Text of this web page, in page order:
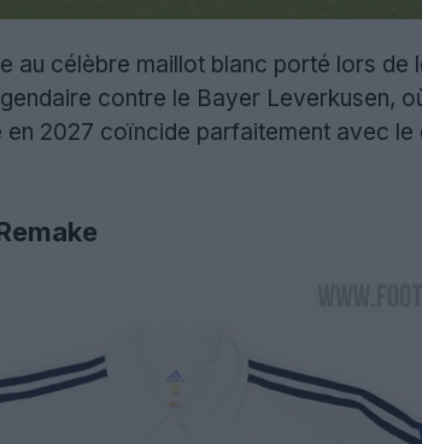
au célèbre maillot blanc porté lors de
contre le Bayer Leverkusen,
2027 coïncide parfaitement avec